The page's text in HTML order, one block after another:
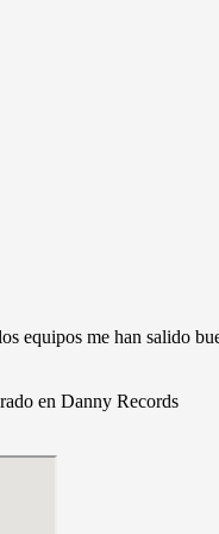
equipos me han salido
en Danny Records